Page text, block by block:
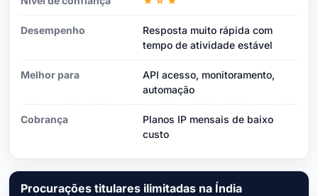
Desempenho
Resposta muito rápida com
tempo de atividade estável
Melhor para
API acesso, monitoramento,
automação
Cobrança
Planos IP mensais de baixo
custo
Procurações titulares ilimitadas na Índia